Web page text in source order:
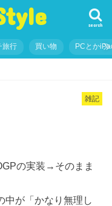
search
旅行 買い物 PCとか
雑記
の実装→そのまま
中が「かなり無理し